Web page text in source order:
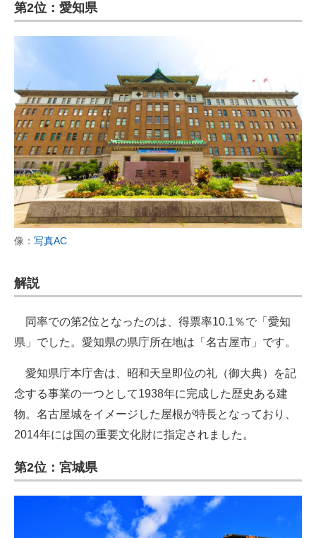
第2位：愛知県
像： 写真AC
解説
同率での第2位となったのは、得票率10.1％で「愛知
県」でした。愛知県の県庁所在地は「名古屋市」です。
愛知県庁本庁舎は、昭和天皇即位の礼（御大典）を記
念する事業の一つとして1938年に完成した歴史ある建
物。名古屋城をイメージした屋根が特長となっており、
2014年には国の重要文化財に指定されました。
第2位：宮城県